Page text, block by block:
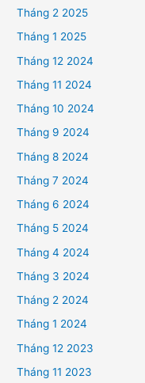
Tháng 2 2025
Tháng 1 2025
Tháng 12 2024
Tháng 11 2024
Tháng 10 2024
Tháng 9 2024
Tháng 8 2024
Tháng 7 2024
Tháng 6 2024
Tháng 5 2024
Tháng 4 2024
Tháng 3 2024
Tháng 2 2024
Tháng 1 2024
Tháng 12 2023
Tháng 11 2023